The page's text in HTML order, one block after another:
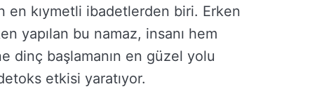
en kıymetli ibadetlerden biri. Erken
yapılan bu namaz, insanı hem
dinç başlamanın en güzel yolu
etkisi yaratıyor.